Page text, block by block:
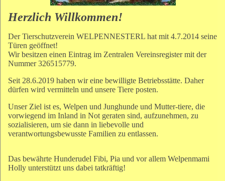
Herzlich Willkommen!
Der Tierschutzverein WELPENNESTERL hat mit 4.7.2014 seine
Türen geöffnet!
Wir besitzen einen Eintrag im Zentralen Vereinsregister mit der
Nummer 326515779.
Seit 28.6.2019 haben wir eine bewilligte Betriebsstätte. Daher
dürfen wird vermitteln und unsere Tiere posten.
Unser Ziel ist es, Welpen und Junghunde und Mutter-tiere, die
vorwiegend im Inland in Not geraten sind, aufzunehmen, zu
sozialisieren, um sie dann in liebevolle und
verantwortungsbewusste Familien zu entlassen.
Das bewährte Hunderudel Fibi, Pia und vor allem Welpenmami
Holly unterstützt uns dabei tatkräftig!